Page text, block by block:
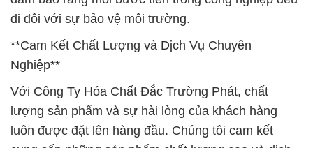
đi đôi với sự bảo vệ môi trường.
**Cam Kết Chất Lượng và Dịch Vụ Chuyên
Nghiệp**
Với Công Ty Hóa Chất Đắc Trường Phát, chất
lượng sản phẩm và sự hài lòng của khách hàng
luôn được đặt lên hàng đầu. Chúng tôi cam kết